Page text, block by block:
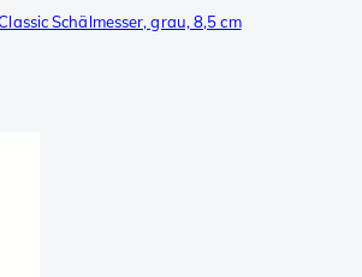
Schälmesser, grau, 8,5 cm